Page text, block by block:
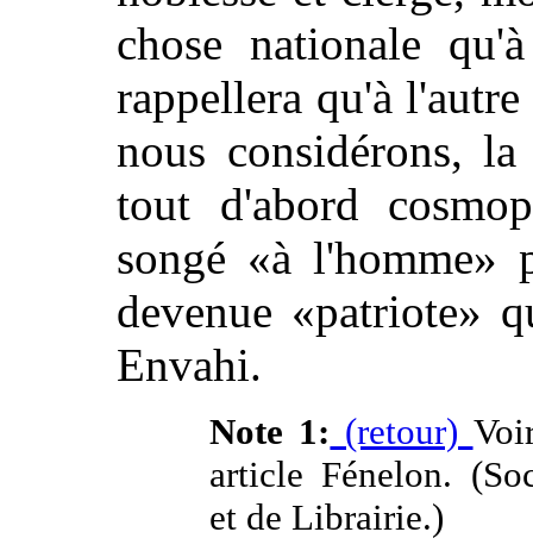
chose nationale
rappellera qu'à
nous considérons,
tout d'abord
songé «à l'homme»
devenue «patriote»
Envahi.
Note 1: (retour)
article Fénelon.
et de Librairie.)